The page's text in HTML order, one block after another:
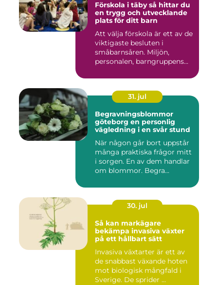
Förskola i täby så hittar du
en trygg och utvecklande
plats för ditt barn
Att välja förskola är ett av de
viktigaste besluten i
småbarnsåren. Miljön,
personalen, barngruppens...
31. jul
Begravningsblommor
göteborg en personlig
vägledning i en svår stund
När någon går bort uppstår
många praktiska frågor mitt
i sorgen. En av dem handlar
om blommor. Begra...
30. jul
Så kan markägare
bekämpa invasiva växter
på ett hållbart sätt
Invasiva växtarter är ett av
de snabbast växande hoten
mot biologisk mångfald i
Sverige. De sprider ...